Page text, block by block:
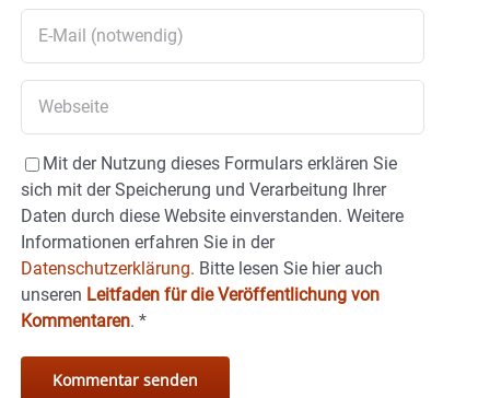
Mit der Nutzung dieses Formulars erklären Sie
sich mit der Speicherung und Verarbeitung Ihrer
Daten durch diese Website einverstanden. Weitere
Informationen erfahren Sie in der
Datenschutzerklärung. Bitte lesen Sie hier auch
unseren Leitfaden für die Veröffentlichung von
Kommentaren. *